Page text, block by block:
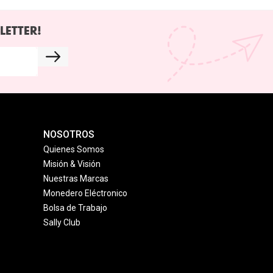
NOSOTROS
Quienes Somos
Misión & Visión
Nuestras Marcas
Monedero Eléctronico
Bolsa de Trabajo
Sally Club